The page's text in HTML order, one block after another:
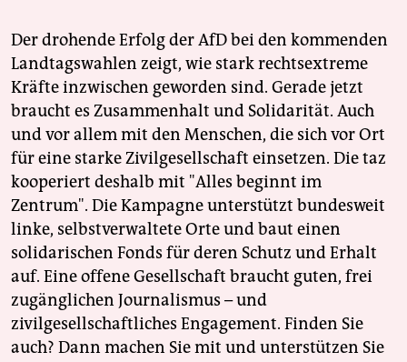
Der drohende Erfolg der AfD bei den kommenden
Landtagswahlen zeigt, wie stark rechtsextreme
Kräfte inzwischen geworden sind. Gerade jetzt
braucht es Zusammenhalt und Solidarität. Auch
und vor allem mit den Menschen, die sich vor Ort
für eine starke Zivilgesellschaft einsetzen. Die taz
kooperiert deshalb mit "Alles beginnt im
Zentrum". Die Kampagne unterstützt bundesweit
linke, selbstverwaltete Orte und baut einen
solidarischen Fonds für deren Schutz und Erhalt
auf. Eine offene Gesellschaft braucht guten, frei
zugänglichen Journalismus – und
zivilgesellschaftliches Engagement. Finden Sie
auch? Dann machen Sie mit und unterstützen Sie